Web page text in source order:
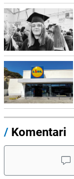
/ Komentari